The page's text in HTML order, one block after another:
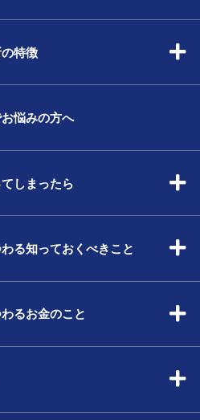
特徴
悩みの方へ
しまったら
る知っておくべきこと
るお金のこと